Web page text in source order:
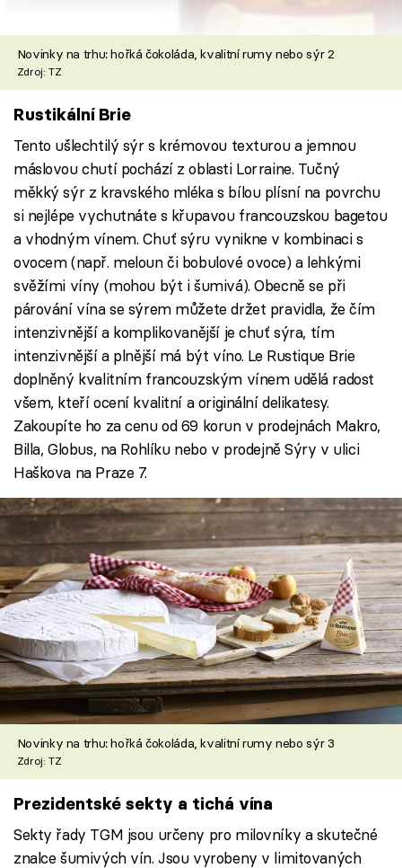
Novinky na trhu: hořká čokoláda, kvalitní rumy nebo sýr 2
Zdroj: TZ
Rustikální Brie
Tento ušlechtilý sýr s krémovou texturou a jemnou
máslovou chutí pochází z oblasti Lorraine. Tučný
měkký sýr z kravského mléka s bílou plísní na povrchu
si nejlépe vychutnáte s křupavou francouzskou bagetou
a vhodným vínem. Chuť sýru vynikne v kombinaci s
ovocem (např. meloun či bobulové ovoce) a lehkými
svěžími víny (mohou být i šumivá). Obecně se při
párování vína se sýrem můžete držet pravidla, že čím
intenzivnější a komplikovanější je chuť sýra, tím
intenzivnější a plnější má být víno. Le Rustique Brie
doplněný kvalitním francouzským vínem udělá radost
všem, kteří ocení kvalitní a originální delikatesy.
Zakoupíte ho za cenu od 69 korun v prodejnách Makro,
Billa, Globus, na Rohlíku nebo v prodejně Sýry v ulici
Haškova na Praze 7.
Novinky na trhu: hořká čokoláda, kvalitní rumy nebo sýr 3
Zdroj: TZ
Prezidentské sekty a tichá vína
Sekty řady TGM jsou určeny pro milovníky a skutečné
znalce šumivých vín. Jsou vyrobeny v limitovaných